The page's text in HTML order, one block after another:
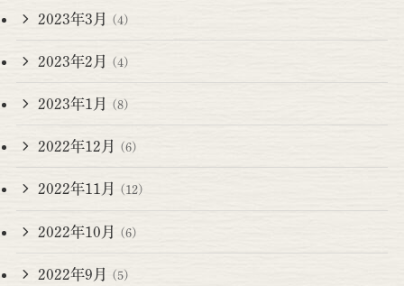
2023年3月 (4)
2023年2月 (4)
2023年1月 (8)
2022年12月 (6)
2022年11月 (12)
2022年10月 (6)
2022年9月 (5)